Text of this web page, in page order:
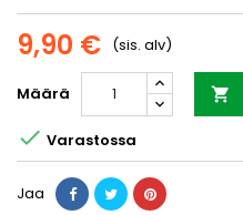
9,90 € (sis. alv)
Määrä 
 Varastossa
Jaa